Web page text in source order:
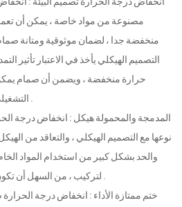
مصنوعة من مواد خاصة ، يمكن أن
منخفضة جدا ، لضمان موثوقية ومتانة
التصميم الهيكلي يأخذ في الاعتبار تأثير
حرارة منخفضة ، ويضمن أن صمام
التشغيلي في عملية تغيير درجة الحرارة .
نوعها مع التصميم الهيكلي ، والتعاقد من
والحد بشكل كبير من استخدام المواد
لتركيب ، من السهل أن تكون مرنة في مختلف نظم الأنابيب .